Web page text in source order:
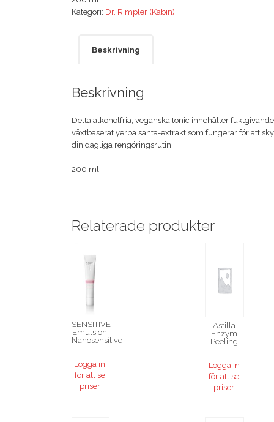
Kategori: Dr. Rimpler (Kabin)
Beskrivning
Beskrivning
Detta alkoholfria, veganska tonic innehåller
växtbaserat yerba santa-extrakt som fungerar för att
din dagliga rengöringsrutin.
200 ml
Relaterade produkter
SENSITIVE
Emulsion
Nanosensitive
Logga in
för att se
priser
Astilla
Enzym
Peeling
Logga in
för att se
priser